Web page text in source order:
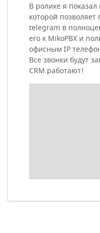
В ролике я
которой
telegram в
его к MikoPBX и
офисным IP
Все звонки будут
CRM работают!